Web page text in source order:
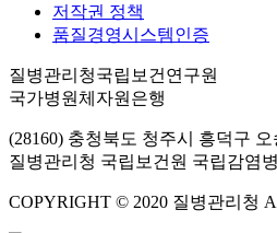
저작권 정책
품질경영시스템인증
질병관리청국립보건연구원
국가병원체자원은행
(28160) 충청북도 청주시 흥덕구
질병관리청 국립보건원 국립감염
COPYRIGHT © 2020 질병관리청